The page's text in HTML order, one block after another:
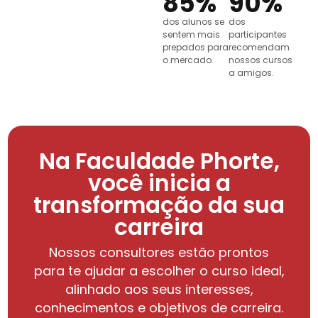
dos alunos se
sentem mais
prepados para
o mercado.
dos
participantes
recomendam
nossos cursos
a amigos.
Na Faculdade Phorte,
você inicia a
transformação da sua
carreira
Nossos consultores estão prontos
para te ajudar a escolher o curso ideal,
alinhado aos seus interesses,
conhecimentos e objetivos de carreira.